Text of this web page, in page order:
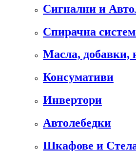
Сигнални и
Спирачна
Масла, добавки,
Консумативи
Инвертори
Автолебедки
Шкафове и